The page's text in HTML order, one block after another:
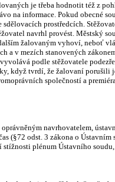
je třeba hodnotit též z
na informace. Pokud obecné
prostředcích.
navrhl provést. Městský
žalovaným vyhoví, neboť
a v mezích stanovených
podle stěžovatele
když tvrdí, že žalovaní
společností a
navrhovatelem,
(§72 odst. 3 zákona o
plénum Ústavního